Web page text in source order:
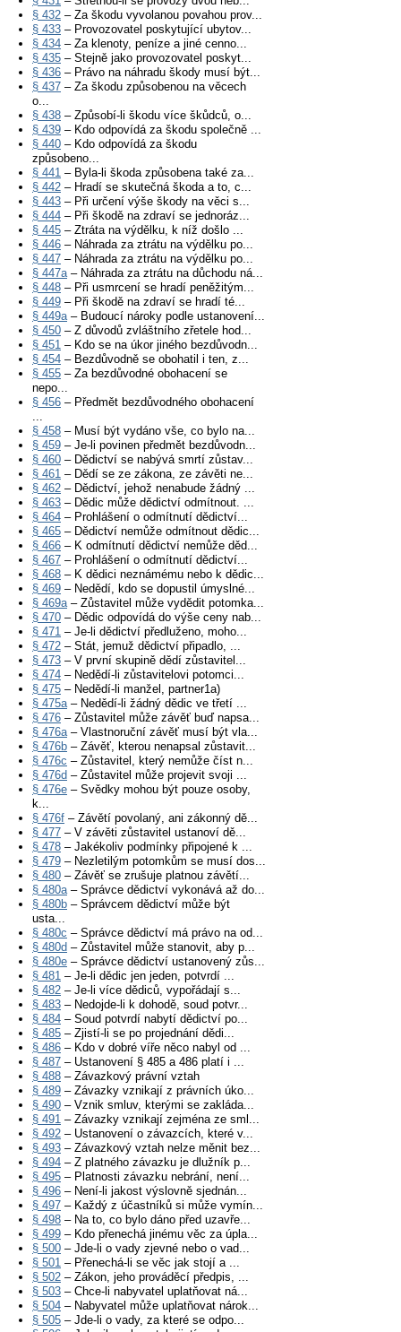
§ 432 – Za škodu vyvolanou povahou prov...
§ 433 – Provozovatel poskytující ubytov...
§ 434 – Za klenoty, peníze a jiné cenno...
§ 435 – Stejně jako provozovatel poskyt...
§ 436 – Právo na náhradu škody musí být...
§ 437 – Za škodu způsobenou na věcech
o...
§ 438 – Způsobí-li škodu více škůdců, o...
§ 439 – Kdo odpovídá za škodu společně ...
§ 440 – Kdo odpovídá za škodu
způsobeno...
§ 441 – Byla-li škoda způsobena také za...
§ 442 – Hradí se skutečná škoda a to, c...
§ 443 – Při určení výše škody na věci s...
§ 444 – Při škodě na zdraví se jednoráz...
§ 445 – Ztráta na výdělku, k níž došlo ...
§ 446 – Náhrada za ztrátu na výdělku po...
§ 447 – Náhrada za ztrátu na výdělku po...
§ 447a– Náhrada za ztrátu na důchodu ná...
§ 448 – Při usmrcení se hradí peněžitým...
§ 449 – Při škodě na zdraví se hradí té...
§ 449a– Budoucí nároky podle ustanovení...
§ 450 – Z důvodů zvláštního zřetele hod...
§ 451 – Kdo se na úkor jiného bezdůvodn...
§ 454 – Bezdůvodně se obohatil i ten, z...
§ 455 – Za bezdůvodné obohacení se
nepo...
§ 456 – Předmět bezdůvodného obohacení
...
§ 458 – Musí být vydáno vše, co bylo na...
§ 459 – Je-li povinen předmět bezdůvodn...
§ 460 – Dědictví se nabývá smrtí zůstav...
§ 461 – Dědí se ze zákona, ze závěti ne...
§ 462 – Dědictví, jehož nenabude žádný ...
§ 463 – Dědic může dědictví odmítnout. ...
§ 464 – Prohlášení o odmítnutí dědictví...
§ 465 – Dědictví nemůže odmítnout dědic...
§ 466 – K odmítnutí dědictví nemůže děd...
§ 467 – Prohlášení o odmítnutí dědictví...
§ 468 – K dědici neznámému nebo k dědic...
§ 469 – Nedědí, kdo se dopustil úmyslné...
§ 469a– Zůstavitel může vydědit potomka...
§ 470 – Dědic odpovídá do výše ceny nab...
§ 471 – Je-li dědictví předluženo, moho...
§ 472 – Stát, jemuž dědictví připadlo, ...
§ 473 – V první skupině dědí zůstavitel...
§ 474 – Nedědí-li zůstavitelovi potomci...
§ 475 – Nedědí-li manžel, partner1a)
§ 475a– Nedědí-li žádný dědic ve třetí ...
§ 476 – Zůstavitel může závěť buď napsa...
§ 476a– Vlastnoruční závěť musí být vla...
§ 476b – Závěť, kterou nenapsal zůstavit...
§ 476c – Zůstavitel, který nemůže číst n...
§ 476d – Zůstavitel může projevit svoji ...
§ 476e – Svědky mohou být pouze osoby,
k...
§ 476f – Závětí povolaný, ani zákonný dě...
§ 477 – V závěti zůstavitel ustanoví dě...
§ 478 – Jakékoliv podmínky připojené k ...
§ 479 – Nezletilým potomkům se musí dos...
§ 480 – Závěť se zrušuje platnou závětí...
§ 480a– Správce dědictví vykonává až do...
§ 480b – Správcem dědictví může být
usta...
§ 480c – Správce dědictví má právo na od...
§ 480d – Zůstavitel může stanovit, aby p...
§ 480e – Správce dědictví ustanovený zůs...
§ 481 – Je-li dědic jen jeden, potvrdí ...
§ 482 – Je-li více dědiců, vypořádají s...
§ 483 – Nedojde-li k dohodě, soud potvr...
§ 484 – Soud potvrdí nabytí dědictví po...
§ 485 – Zjistí-li se po projednání dědi...
§ 486 – Kdo v dobré víře něco nabyl od ...
§ 487 – Ustanovení § 485 a 486 platí i ...
§ 488 – Závazkový právní vztah
§ 489 – Závazky vznikají z právních úko...
§ 490 – Vznik smluv, kterými se zakláda...
§ 491 – Závazky vznikají zejména ze sml...
§ 492 – Ustanovení o závazcích, které v...
§ 493 – Závazkový vztah nelze měnit bez...
§ 494 – Z platného závazku je dlužník p...
§ 495 – Platnosti závazku nebrání, není...
§ 496 – Není-li jakost výslovně sjednán...
§ 497 – Každý z účastníků si může vymín...
§ 498 – Na to, co bylo dáno před uzavře...
§ 499 – Kdo přenechá jinému věc za úpla...
§ 500 – Jde-li o vady zjevné nebo o vad...
§ 501 – Přenechá-li se věc jak stojí a ...
§ 502 – Zákon, jeho prováděcí předpis, ...
§ 503 – Chce-li nabyvatel uplatňovat ná...
§ 504 – Nabyvatel může uplatňovat nárok...
§ 505 – Jde-li o vady, za které se odpo...